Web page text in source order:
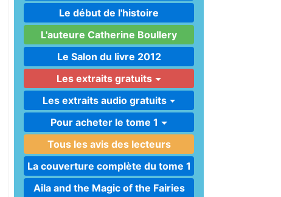
Le début de l'histoire
L'auteure Catherine Boullery
Le Salon du livre 2012
Les extraits gratuits
Les extraits audio gratuits
Pour acheter le tome 1
Tous les avis des lecteurs
La couverture complète du tome 1
Aila and the Magic of the Fairies